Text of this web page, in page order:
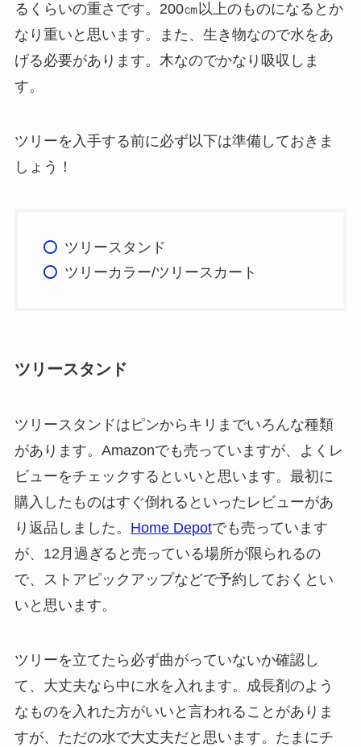
るくらいの重さです。200㎝以上のものになるとか
なり重いと思います。また、生き物なので水をあ
げる必要があります。木なのでかなり吸収しま
す。
ツリーを入手する前に必ず以下は準備しておきま
しょう！
ツリースタンド
ツリーカラー/ツリースカート
ツリースタンド
ツリースタンドはピンからキリまでいろんな種類
があります。Amazonでも売っていますが、よくレ
ビューをチェックするといいと思います。最初に
購入したものはすぐ倒れるといったレビューがあ
り返品しました。 Home Depotでも売っています
が、12月過ぎると売っている場所が限られるの
で、ストアピックアップなどで予約しておくとい
いと思います。
ツリーを立てたら必ず曲がっていないか確認し
て、大丈夫なら中に水を入れます。成長剤のよう
なものを入れた方がいいと言われることがありま
すが、ただの水で大丈夫だと思います。たまにチ